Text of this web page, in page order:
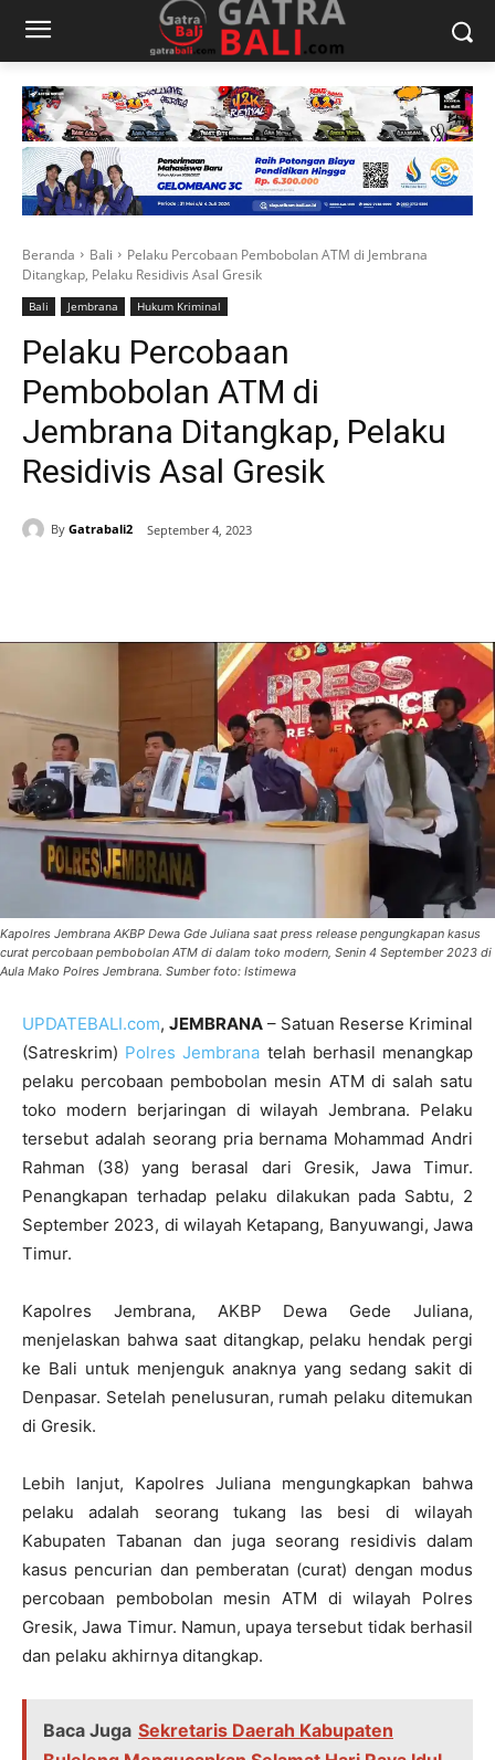
Beranda Bali
Pelaku Percobaan Pembobolan ATM di Jembrana
Ditangkap, Pelaku Residivis Asal Gresik
Bali Jembrana Hukum Kriminal
Pelaku Percobaan
Pembobolan ATM di
Jembrana Ditangkap, Pelaku
Residivis Asal Gresik
By Gatrabali2 September 4, 2023
Kapolres Jembrana AKBP Dewa Gde Juliana saat press release pengungkapan kasus
curat percobaan pembobolan ATM di dalam toko modern, Senin 4 September 2023 di
Aula Mako Polres Jembrana. Sumber foto: Istimewa
UPDATEBALI.com, JEMBRANA – Satuan Reserse Kriminal
(Satreskrim) Polres Jembrana telah berhasil menangkap
pelaku percobaan pembobolan mesin ATM di salah satu
toko modern berjaringan di wilayah Jembrana. Pelaku
tersebut adalah seorang pria bernama Mohammad Andri
Rahman (38) yang berasal dari Gresik, Jawa Timur.
Penangkapan terhadap pelaku dilakukan pada Sabtu, 2
September 2023, di wilayah Ketapang, Banyuwangi, Jawa
Timur.
Kapolres Jembrana, AKBP Dewa Gede Juliana,
menjelaskan bahwa saat ditangkap, pelaku hendak pergi
ke Bali untuk menjenguk anaknya yang sedang sakit di
Denpasar. Setelah penelusuran, rumah pelaku ditemukan
di Gresik.
Lebih lanjut, Kapolres Juliana mengungkapkan bahwa
pelaku adalah seorang tukang las besi di wilayah
Kabupaten Tabanan dan juga seorang residivis dalam
kasus pencurian dan pemberatan (curat) dengan modus
percobaan pembobolan mesin ATM di wilayah Polres
Gresik, Jawa Timur. Namun, upaya tersebut tidak berhasil
dan pelaku akhirnya ditangkap.
Baca Juga Sekretaris Daerah Kabupaten